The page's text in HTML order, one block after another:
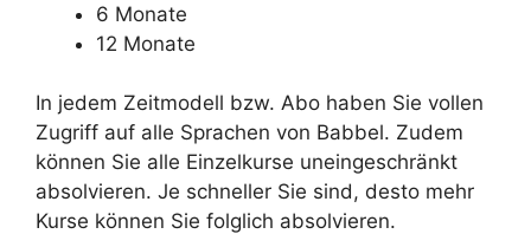
6 Monate
12 Monate
In jedem Zeitmodell bzw. Abo haben Sie vollen
Zugriff auf alle Sprachen von Babbel. Zudem
können Sie alle Einzelkurse uneingeschränkt
absolvieren. Je schneller Sie sind, desto mehr
Kurse können Sie folglich absolvieren.